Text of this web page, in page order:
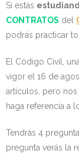
-
- -
- -
- -
Si estás
CONTRATOS del
podrás practicar
El Código Civil,
vigor el 16 de
artículos, pero
haga referencia a
Tendrás 4
pregunta verás la